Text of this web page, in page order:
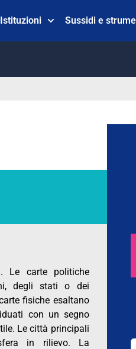
Istituzioni Sussidi e
Le carte politiche
degli stati o dei
fisiche esaltano
con un segno
Le città principali
in rilievo. La